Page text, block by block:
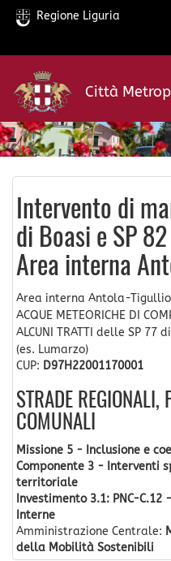
Salta
contenuto
principale
Regione Liguria
Città
Intervento di
di Boasi e SP
Area interna
Area interna Antola-Tigullio
ACQUE METEORICHE DI
ALCUNI TRATTI delle SP 77
(es. Lumarzo)
CUP: D97H22001170001
STRADE REGIONALI,
COMUNALI
Missione 5 - Inclusione e
Componente 3 - Interventi
territoriale
Investimento 3.1: PNC-
Interne
Amministrazione Centrale:
della Mobilità Sostenibili